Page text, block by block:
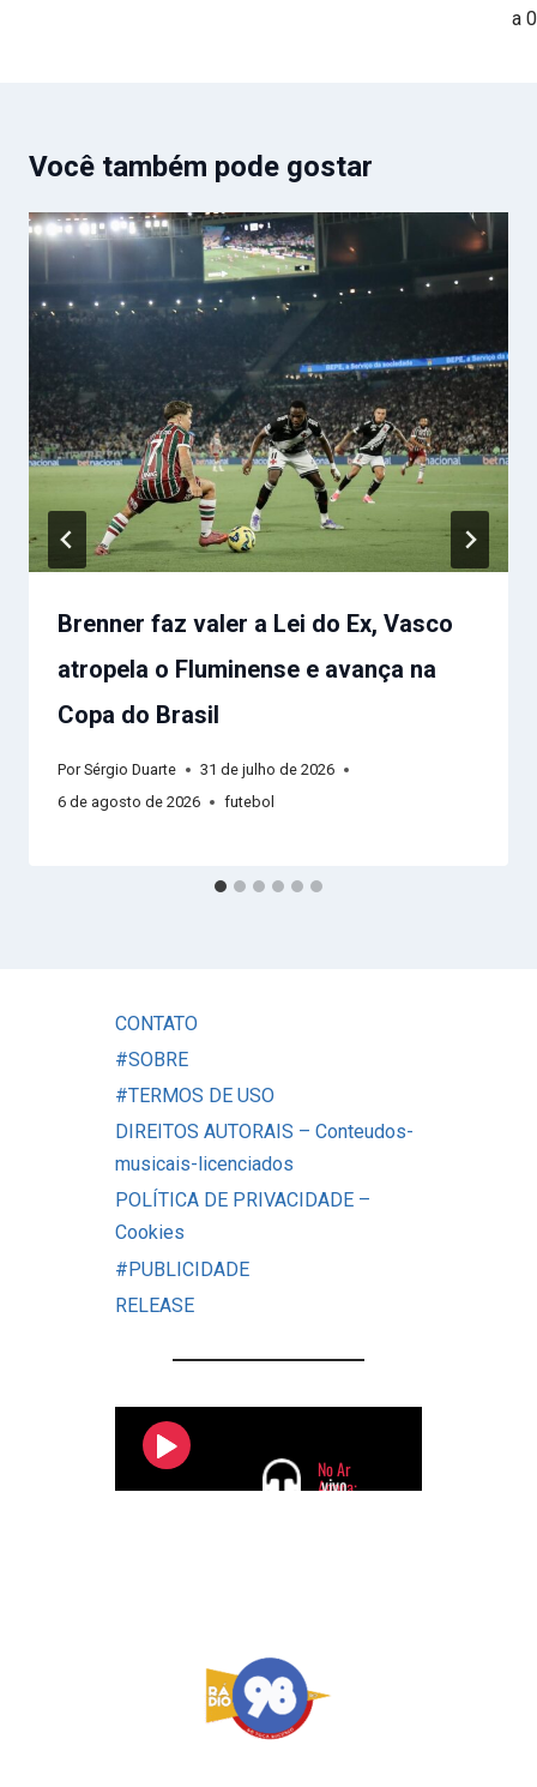
a 0
Você também pode gostar
Brenner faz valer a Lei do Ex, Vasco
atropela o Fluminense e avança na
Copa do Brasil
Por Sérgio Duarte
31 de julho de 2026
6 de agosto de 2026
futebol
CONTATO
#SOBRE
#TERMOS DE USO
DIREITOS AUTORAIS – Conteudos-
musicais-licenciados
POLÍTICA DE PRIVACIDADE –
Cookies
#PUBLICIDADE
RELEASE